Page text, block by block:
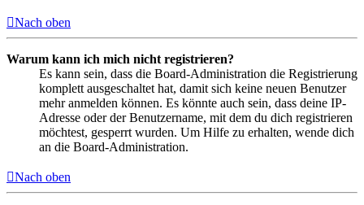
Nach oben
Warum kann ich mich nicht registrieren?
Es kann sein, dass die Board-Administration die Registrierung
komplett ausgeschaltet hat, damit sich keine neuen Benutzer
mehr anmelden können. Es könnte auch sein, dass deine IP-
Adresse oder der Benutzername, mit dem du dich registrieren
möchtest, gesperrt wurden. Um Hilfe zu erhalten, wende dich
an die Board-Administration.
Nach oben